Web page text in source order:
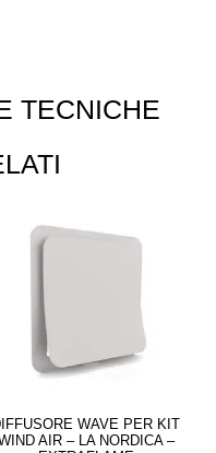
TECNICHE
WAVE PER KIT
AIR – LA NORDICA –